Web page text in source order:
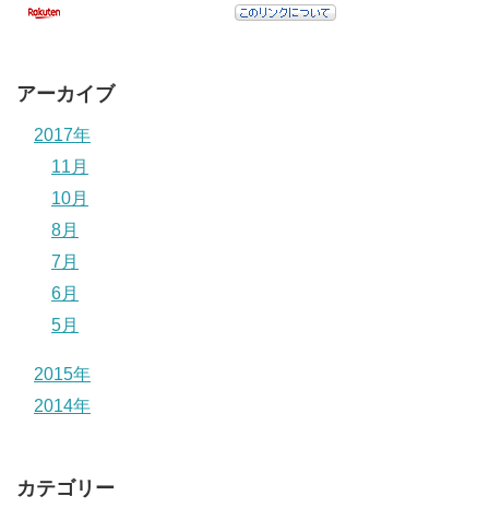
アーカイブ
2017年
11月
10月
8月
7月
6月
5月
2015年
2014年
カテゴリー